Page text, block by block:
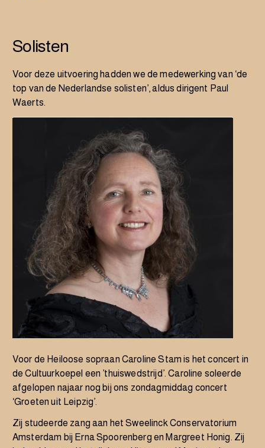
Solisten
Voor deze uitvoering hadden we de medewerking van ‘de
top van de Nederlandse solisten’, aldus dirigent Paul
Waerts.
Voor de Heiloose sopraan Caroline Stam is het concert in
de Cultuurkoepel een ’thuiswedstrijd’. Caroline soleerde
afgelopen najaar nog bij ons zondagmiddag concert
‘Groeten uit Leipzig’.
Zij studeerde zang aan het Sweelinck Conservatorium
Amsterdam bij Erna Spoorenberg en Margreet Honig. Zij